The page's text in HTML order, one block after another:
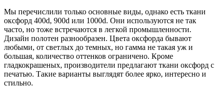
Мы перечислили только основные виды, однако есть ткани
оксфорд 400d, 900d или 1000d. Они используются не так
часто, но тоже встречаются в легкой промышленности.
Дизайн полотен разнообразен. Цвета оксфорда бывают
любыми, от светлых до темных, но гамма не такая уж и
большая, количество оттенков ограничено. Кроме
гладкокрашеных, производители предлагают ткани оксфорд с
печатью. Такие варианты выглядят более ярко, интересно и
стильно.